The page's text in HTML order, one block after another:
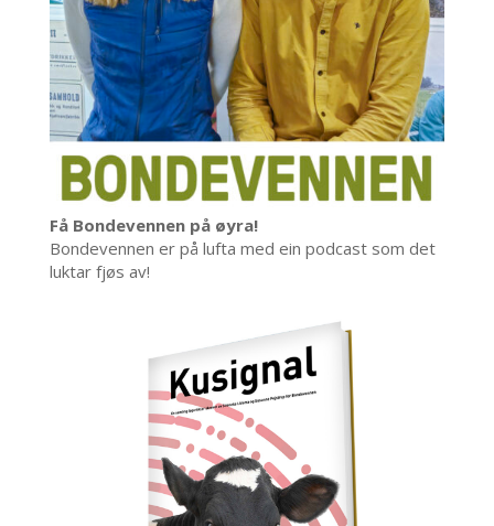
Få Bondevennen på øyra!
Bondevennen er på lufta med ein podcast som det
luktar fjøs av!